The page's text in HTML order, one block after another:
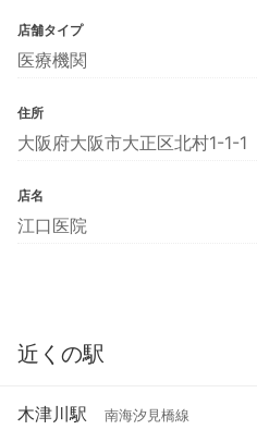
店舗タイプ
医療機関
住所
大阪府大阪市大正区北村1-1-1
店名
江口医院
近くの駅
木津川駅 南海汐見橋線